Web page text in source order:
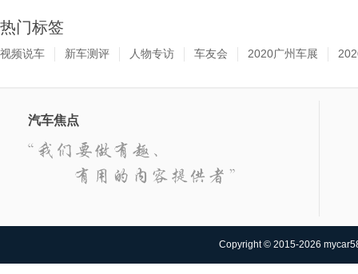
热门标签
视频说车 新车测评 人物专访 车友会 2020广州车展
汽车焦点
Copyright © 2015-2026